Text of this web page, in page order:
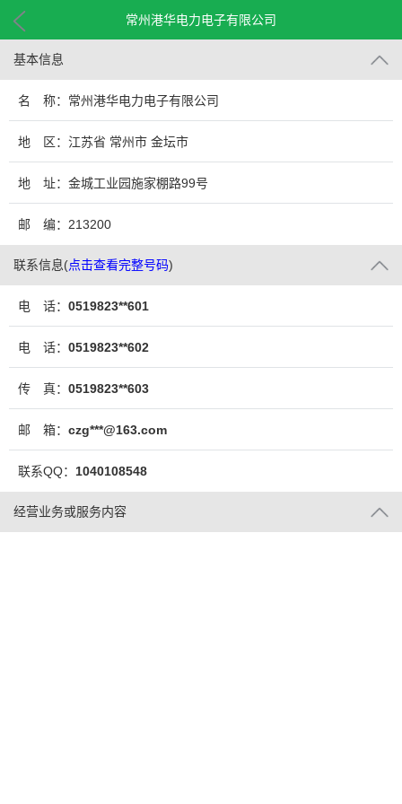
常州港华电力电子有限公司
基本信息
名 称：常州港华电力电子有限公司
地 区：江苏省 常州市 金坛市
地 址：金城工业园施家棚路99号
邮 编：213200
联系信息(点击查看完整号码)
电 话： 0519823**601
电 话： 0519823**602
传 真： 0519823**603
邮 箱： czg***@163.com
联系QQ： 1040108548
经营业务或服务内容